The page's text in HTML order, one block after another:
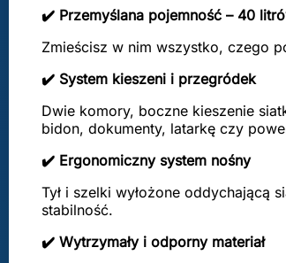
✔️ Przemyślana pojemność – 40
Zmieścisz w nim wszystko, czego
✔️ System kieszeni i przegródek
Dwie komory, boczne kieszenie
bidon, dokumenty, latarkę czy
✔️ Ergonomiczny system nośny
Tył i szelki wyłożone oddychającą
stabilność.
✔️ Wytrzymały i odporny materiał